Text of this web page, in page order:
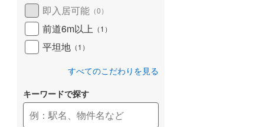
即入居可能 （0）
前道6m以上 （1 ）
平坦地 （1 ）
すべてのこだわりを見る
キーワードで探す